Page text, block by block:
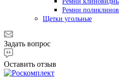
Ремни
Щетки угольные
Задать вопрос
Оставить отзыв